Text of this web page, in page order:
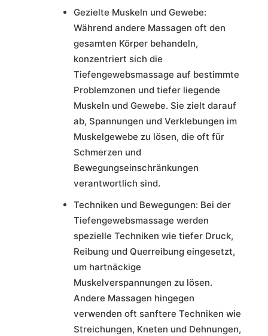
Gezielte Muskeln und Gewebe:
Während andere Massagen oft den
gesamten Körper behandeln,
konzentriert sich die
Tiefengewebsmassage auf bestimmte
Problemzonen und tiefer liegende
Muskeln und Gewebe. Sie zielt darauf
ab, Spannungen und Verklebungen im
Muskelgewebe zu lösen, die oft für
Schmerzen und
Bewegungseinschränkungen
verantwortlich sind.
Techniken und Bewegungen: Bei der
Tiefengewebsmassage werden
spezielle Techniken wie tiefer Druck,
Reibung und Querreibung eingesetzt,
um hartnäckige
Muskelverspannungen zu lösen.
Andere Massagen hingegen
verwenden oft sanftere Techniken wie
Streichungen, Kneten und Dehnungen,